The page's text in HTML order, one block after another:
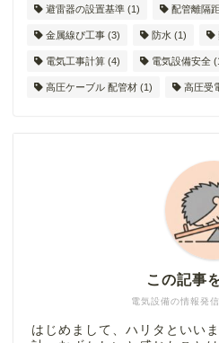
避雷器の設置基準 (1) 配管離隔
金属線ぴ工事 (3) 防水 (1)
電気工事計算 (4) 電気設備安全
高圧ケーブル 配管材 (1) 高圧受
電気設備の情報発
この記事
はじめまして、ハリタといい